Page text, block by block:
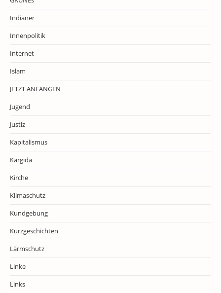
Indianer
Innenpolitik
Internet
Islam
JETZT ANFANGEN
Jugend
Justiz
Kapitalismus
Kargida
Kirche
Klimaschutz
Kundgebung
Kurzgeschichten
Lärmschutz
Linke
Links